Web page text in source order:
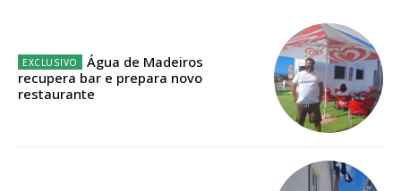
Acesso ao conteúdo online
Acesso aos conteúdos Exclusivos para
assinantes
Água de Madeiros
recupera bar e prepara novo
restaurante